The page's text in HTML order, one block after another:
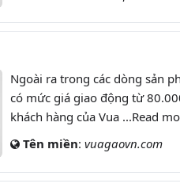
Ngoài ra trong các dòng sản
có mức giá giao động từ
khách hàng của Vua ...Read
Tên miền: vuagaovn.com